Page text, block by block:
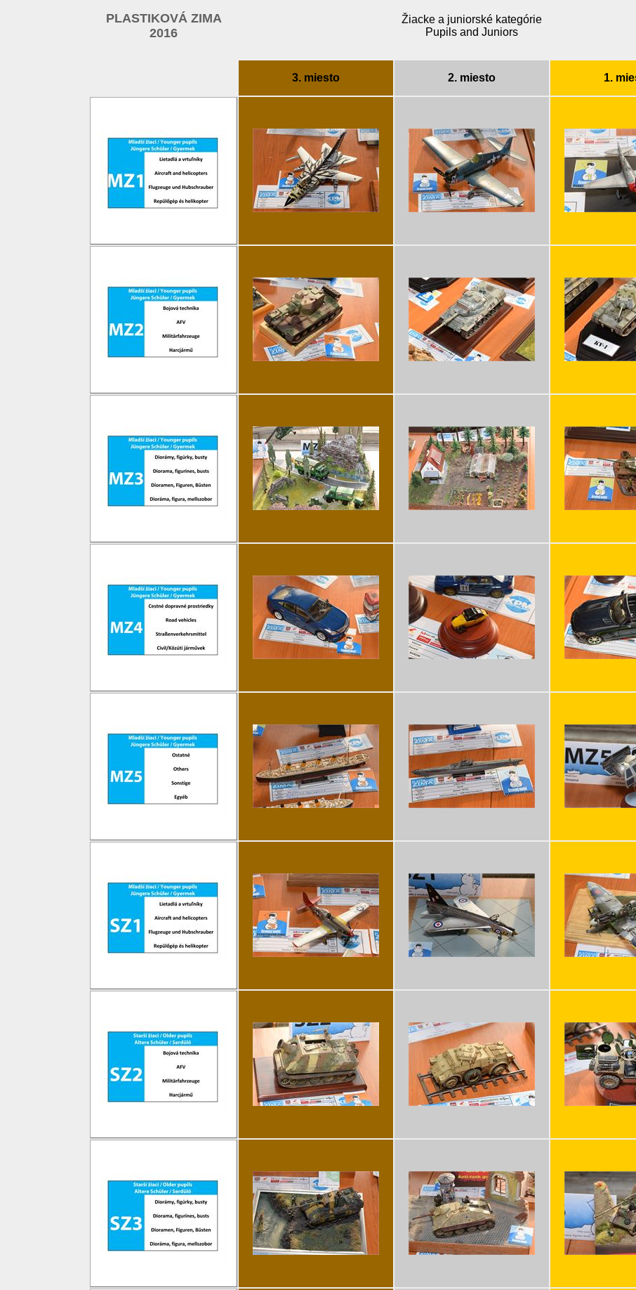
PLASTIKOVÁ ZIMA
2016
Žiacke a juniorské kategórie
Pupils and Juniors
3. miesto 2. miesto 1.